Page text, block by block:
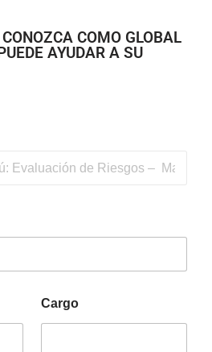
COMO GLOBAL
AYUDAR A SU
Cargo